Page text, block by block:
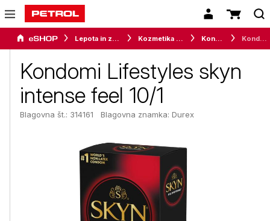
Lepota in zdravje Kozmetika in higiena Kondomi
Kondomi Lifestyles skyn
intense feel 10/1
Blagovna št.: 314161 Blagovna znamka: Durex